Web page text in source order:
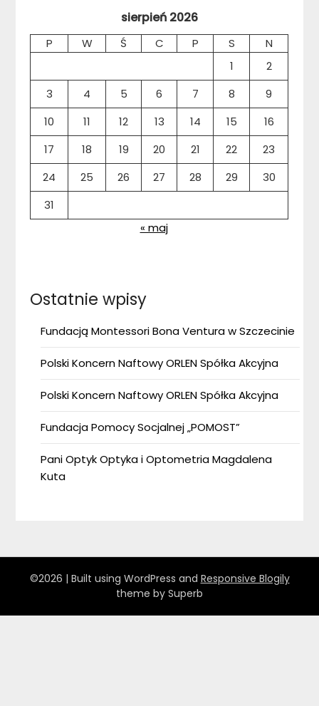
sierpień 2026
P W Ś C P S
N
1
2
3
4 5 6 7 8
9
10
11 12 13 14 15
16
17
18 19 20 21 22
23
24
25 26 27 28 29
30
31
« maj
Ostatnie wpisy
Fundacją Montessori Bona Ventura w Szczecinie
Polski Koncern Naftowy ORLEN Spółka Akcyjna
Polski Koncern Naftowy ORLEN Spółka Akcyjna
Fundacja Pomocy Socjalnej „POMOST”
Pani Optyk Optyka i Optometria Magdalena
Kuta
©2026 | Built using WordPress and Responsive Blogily
theme by Superb